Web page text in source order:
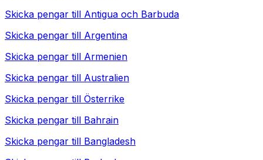
Skicka pengar till Antigua och Barbuda
Skicka pengar till Argentina
Skicka pengar till Armenien
Skicka pengar till Australien
Skicka pengar till Österrike
Skicka pengar till Bahrain
Skicka pengar till Bangladesh